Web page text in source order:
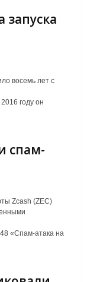
восемь лет с
году он
спам-
Zcash (ZEC)
«Спам-атака на